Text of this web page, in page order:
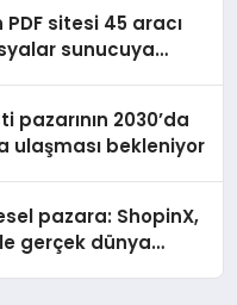
sitesi 45 aracı
sunucuya
pazarının 2030’da
ulaşması bekleniyor
pazara: ShopinX,
gerçek dünya